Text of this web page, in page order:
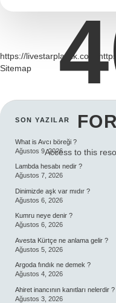
https://livestarplastik.com
Sitemap
SIDEBAR
SON YAZILAR
What is Avcı böreği ?
Ağustos 9, 2026
Lambda hesabı nedir ?
Ağustos 7, 2026
Dinimizde aşk var mıdır ?
Ağustos 6, 2026
Kumru neye denir ?
Ağustos 6, 2026
Avesta Kürtçe ne anlama gelir ?
Ağustos 5, 2026
Argoda fındık ne demek ?
Ağustos 4, 2026
Ahiret inancının kanıtları nelerdir ?
Ağustos 3, 2026
Access to this